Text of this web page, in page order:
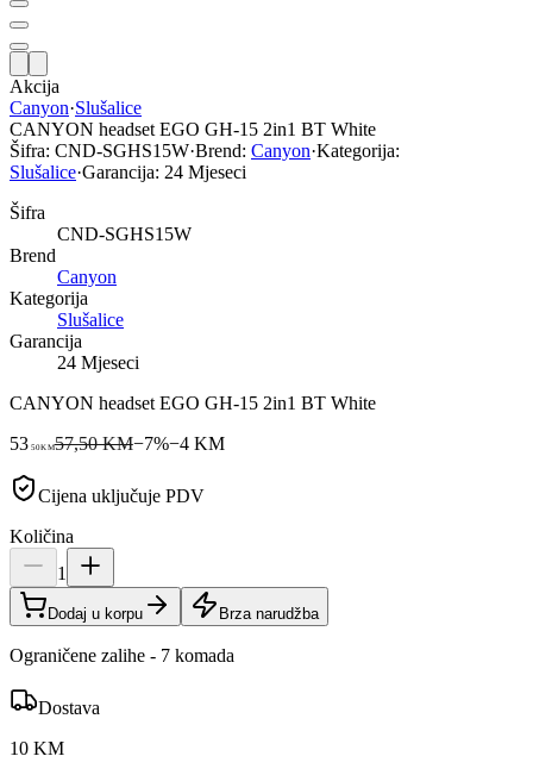
Akcija
Canyon·Slušalice
CANYON headset EGO GH-15 2in1 BT White
Šifra: CND-SGHS15W·Brend: Canyon·Kategorija:
Slušalice·Garancija: 24 Mjeseci
Šifra
CND-SGHS15W
Brend
Canyon
Kategorija
Slušalice
Garancija
24 Mjeseci
CANYON headset EGO GH-15 2in1 BT White
53 50KM57,50 KM−7%−4KM
Cijena uključuje PDV
Količina
1
Dodaj u korpu Brza narudžba
Ograničene zalihe - 7 komada
Dostava
10 KM